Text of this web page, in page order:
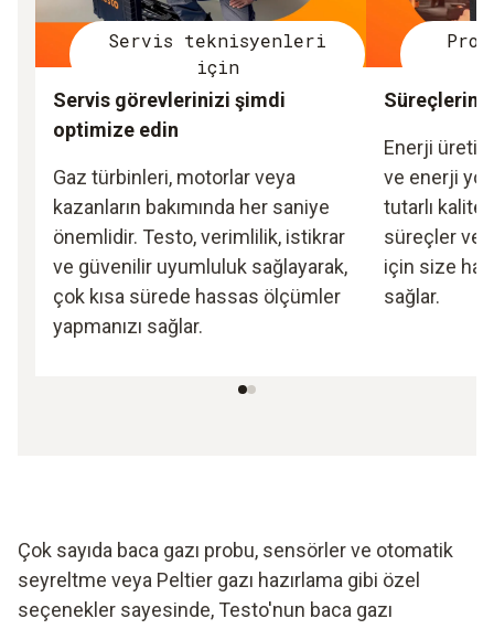
Servis teknisyenleri
için
Servis görevlerinizi şimdi
optimize edin
Gaz türbinleri, motorlar veya
kazanların bakımında her saniye
önemlidir. Testo, verimlilik, istikrar
ve güvenilir uyumluluk sağlayarak,
çok kısa sürede hassas ölçümler
yapmanızı sağlar.
Enerji
ve enerji
tutarlı
süreçler ve
için size
sağlar.
Çok sayıda baca gazı probu, sensörler ve otomatik
seyreltme veya Peltier gazı hazırlama gibi özel
seçenekler sayesinde, Testo'nun baca gazı